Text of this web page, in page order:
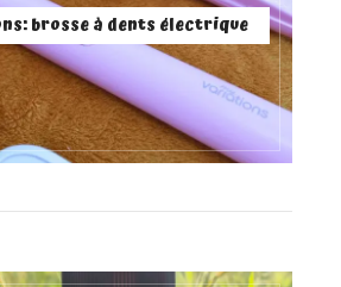
brosse à dents électrique